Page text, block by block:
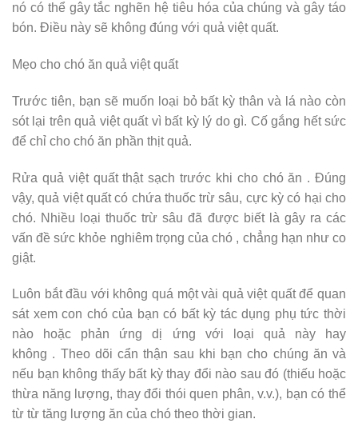
nó có thể gây tắc nghẽn hệ tiêu hóa của chúng và gây táo
bón. Điều này sẽ không đúng với quả việt quất.
Mẹo cho chó ăn quả việt quất
Trước tiên, bạn sẽ muốn loại bỏ bất kỳ thân và lá nào còn
sót lại trên quả việt quất vì bất kỳ lý do gì. Cố gắng hết sức
để chỉ cho chó ăn phần thịt quả.
Rửa quả việt quất thật sạch trước khi cho chó ăn . Đúng
vậy, quả việt quất có chứa thuốc trừ sâu, cực kỳ có hại cho
chó. Nhiều loại thuốc trừ sâu đã được biết là gây ra các
vấn đề sức khỏe nghiêm trọng của chó , chẳng hạn như co
giật.
Luôn bắt đầu với không quá một vài quả việt quất để quan
sát xem con chó của bạn có bất kỳ tác dụng phụ tức thời
nào hoặc phản ứng dị ứng với loại quả này hay
không . Theo dõi cẩn thận sau khi bạn cho chúng ăn và
nếu bạn không thấy bất kỳ thay đổi nào sau đó (thiếu hoặc
thừa năng lượng, thay đổi thói quen phân, v.v.), bạn có thể
từ từ tăng lượng ăn của chó theo thời gian.